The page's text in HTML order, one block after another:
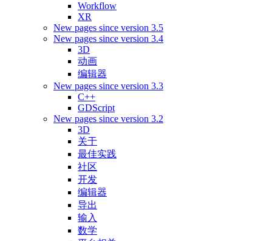
Workflow
XR
New pages since version 3.5
New pages since version 3.4
3D
动画
编辑器
New pages since version 3.3
C++
GDScript
New pages since version 3.2
3D
关于
最佳实践
社区
开发
编辑器
导出
输入
数学